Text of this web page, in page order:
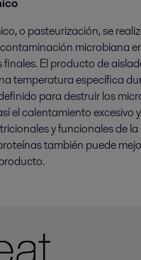
o pasteurización, se
microbiana
El producto de
temperatura específica
para destruir los
el calentamiento excesivo
y funcionales de
también puede